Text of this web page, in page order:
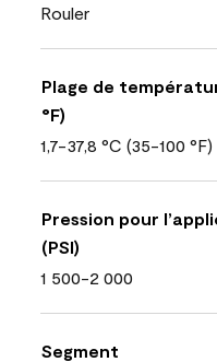
Rouler
Plage de
°F)
1,7-37,8 °C (35-100 °F)
Pression pour
(PSI)
1 500-2 000
Segment